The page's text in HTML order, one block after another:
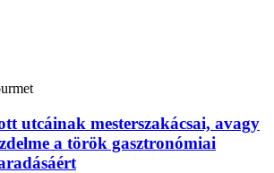
utcáinak mesterszakácsai, avagy
a török gasztronómiai